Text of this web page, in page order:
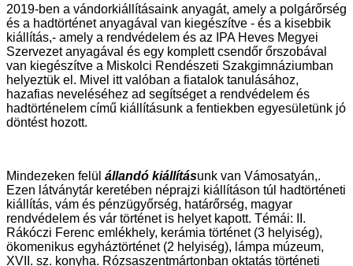
2019-ben a vándorkiállításaink anyagát, amely a polgárőrség
és a hadtörténet anyagával van kiegészítve - és a kisebbik
kiállítás,- amely a rendvédelem és az IPA Heves Megyei
Szervezet anyagával és egy komplett csendőr őrszobával
van kiegészítve a Miskolci Rendészeti Szakgimnáziumban
helyeztük el. Mivel itt valóban a fiatalok tanulásához,
hazafias neveléséhez ad segítséget a rendvédelem és
hadtörténelem című kiállításunk a fentiekben egyesületünk jó
döntést hozott.
Mindezeken felül állandó kiállításunk van Vámosatyán,.
Ezen látványtár keretében néprajzi kiállításon túl hadtörténeti
kiállítás, vám és pénzügyőrség, határőrség, magyar
rendvédelem és vár történet is helyet kapott. Témái: II.
Rákóczi Ferenc emlékhely, kerámia történet (3 helyiség),
ökomenikus egyháztörténet (2 helyiség), lámpa múzeum,
XVII. sz. konyha. Rózsaszentmártonban oktatás történeti